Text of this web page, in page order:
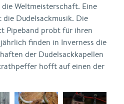
Weltmeisterschaft. Eine
Dudelsackmusik. Die
Pipeband probt für ihren
finden in Inverness die
der Dudelsackkapellen
hofft auf einen der